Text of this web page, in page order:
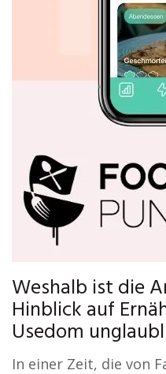
Weshalb ist die
Hinblick auf
Usedom
In einer Zeit, die von